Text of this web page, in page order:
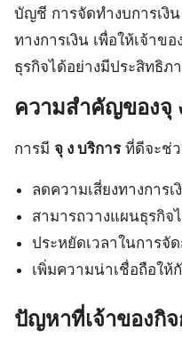
บัญชี การจัดทำงบการเงิ
ทางการเงิน เพื่อให้เจ้าข
ธุรกิจได้อย่างมีประสิทธิภ
ความสำคัญของจุ
การมี จุ ง บริการที่ดีจะช่ว
ลดความเสี่ยงทางการเ
สามารถวางแผนธุรกิจ
ประหยัดเวลาในการจั
เพิ่มความน่าเชื่อถือให้
ปัญหาที่เจ้าของกิจ